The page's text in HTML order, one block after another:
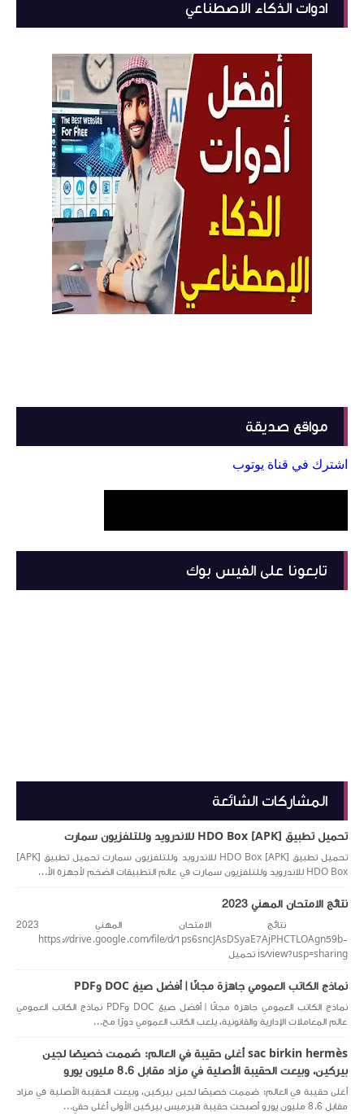
ادوات الذكاء الاصطناعي
مواقع صديقة
اشترك في قناة يوتوب
تابعونا على الفيس بوك
المشاركات الشائعة
تحميل تطبيق [APK] HDO Box للاندرويد وللتلفزيون سمارت
تحميل تطبيق [APK] HDO Box للاندرويد وللتلفزيون سمارت تحميل تطبيق [APK]
HDO Box للاندرويد وللتلفزيون سمارت في عالم التطبيقات الضخم لأجهزة الأ...
نتائج الامتحان المهني 2023
نتائج الامتحان المهني 2023
https://drive.google.com/file/d/1ps6sncJAsDSyaE7AjPHCTLOAgn59b-
is/view?usp=sharing تحميل
نماذج الكاتب العمومي جاهزة مجانًا | أفضل صيغ DOC وPDF
نماذج الكاتب العمومي جاهزة مجانًا | أفضل صيغ DOC وPDF نماذج الكاتب العمومي
عالم المعاملات الإدارية والقانونية، يلعب الكاتب العمومي دورًا مح...
sac birkin hermès أغلى حقيبة في العالم: صُممت خصيصًا لجين
بيركين، وبيعت الحقيبة الأصلية في مزاد مقابل 8.6 مليون يورو
أغلى حقيبة في العالم: صُممت خصيصًا لجين بيركين، وبيعت الحقيبة الأصلية في مزاد
مقابل 8.6 مليون يورو أصبحت حقيبة هيرميس بيركين الأولى أغلى حقي...